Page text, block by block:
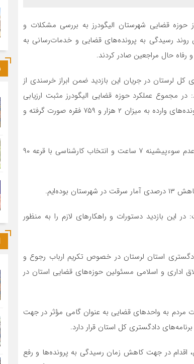
حوزه قضایی شهرستان الیگودرز به بررسی مشکلات و
روند رسیدگی به پرونده‌های قضایی و خدمات‌رسانی به
رفاه حال مراجعین صادر کردند.
لرستان در جریان این بازدید ضمن ابراز خرسندی از
مجموع عملکرد حوزه قضایی الیگودرز مثبت ارزیابی
شده و در شاخص‌هایی همچون تعیین تکلیف و مختومه کردن پرونده‌های وارده به میزان ۲ هزار و ۷۵۹ فقره صورت گرفته و
وی افزود: در شهرستان الیگودرز میانگین زمان پاسخگویی گواهی عدم سوءپیشینه ۷ ساعت و انتخاب کارشناسی با قرعه ۹۰
این بازدید دستورات و راهکار‌های لازم را به منظور
استان لرستان در خصوص تکریم ارباب رجوع و
اداری و اسلامی مسئولین حوزه‌های قضایی استان در
به واحد‌های قضایی به عنوان گامی مؤثر در جهت
دادگستری کل استان قرار دارد.
اقدام در جهت کاهش زمان رسیدگی به پرونده‌ها و رفع